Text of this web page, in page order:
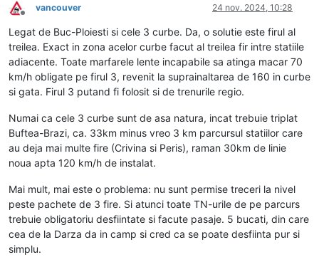
Deconectat
vancouver 24 nov. 2024, 10:28
Legat de Buc-Ploiesti si cele 3 curbe. Da, o solutie este firul al
treilea. Exact in zona acelor curbe facut al treilea fir intre statiile
adiacente. Toate marfarele lente incapabile sa atinga macar 70
km/h obligate pe firul 3, revenit la suprainaltarea de 160 in curbe
si gata. Firul 3 putand fi folosit si de trenurile regio.
Numai ca cele 3 curbe sunt de asa natura, incat trebuie triplat
Buftea-Brazi, ca. 33km minus vreo 3 km parcursul statiilor care
au deja mai multe fire (Crivina si Peris), raman 30km de linie
noua apta 120 km/h de instalat.
Mai mult, mai este o problema: nu sunt permise treceri la nivel
peste pachete de 3 fire. Si atunci toate TN-urile de pe parcurs
trebuie obligatoriu desfiintate si facute pasaje. 5 bucati, din care
cea de la Darza da in camp si cred ca se poate desfiinta pur si
simplu.